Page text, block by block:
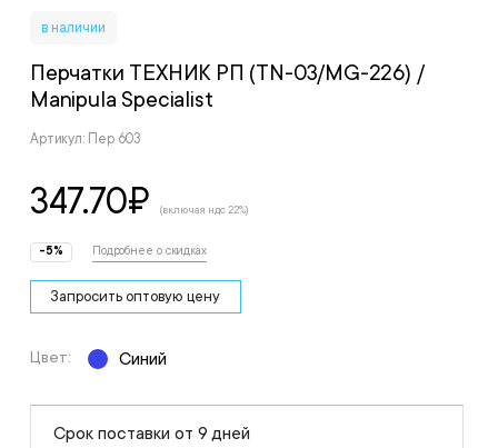
в наличии
Перчатки ТЕХНИК РП (TN-03/MG-226) /
Manipula Specialist
Артикул: Пер 603
347.70₽ (включая ндс 22%)
-5% Подробнее о скидках
Запросить оптовую цену
Цвет: Синий
Срок поставки от 9 дней